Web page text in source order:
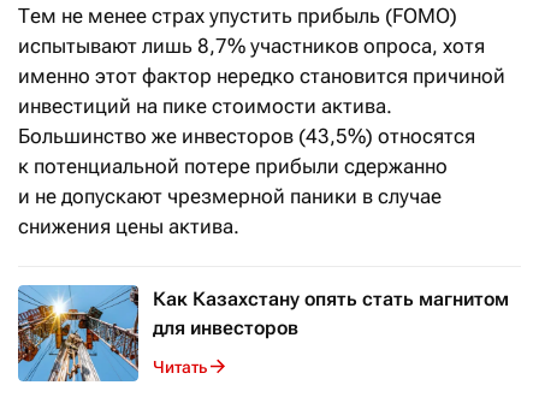
Тем не менее страх упустить прибыль (FOMO)
испытывают лишь 8,7% участников опроса, хотя
именно этот фактор нередко становится причиной
инвестиций на пике стоимости актива.
Большинство же инвесторов (43,5%) относятся
к потенциальной потере прибыли сдержанно
и не допускают чрезмерной паники в случае
снижения цены актива.
Как Казахстану опять стать магнитом
для инвесторов
Читать